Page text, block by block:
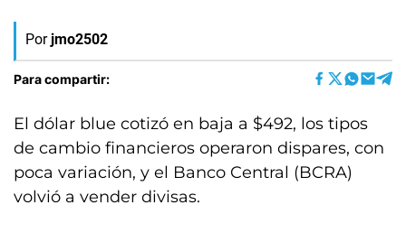
Por jmo2502
Para compartir:
El dólar blue cotizó en baja a $492, los tipos
de cambio financieros operaron dispares, con
poca variación, y el Banco Central (BCRA)
volvió a vender divisas.